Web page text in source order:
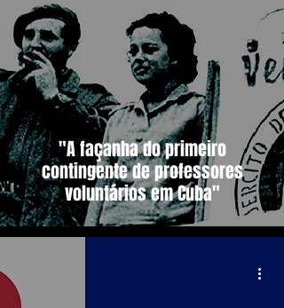
"A façanha do primeiro
contingente de professores
voluntários em Cuba"